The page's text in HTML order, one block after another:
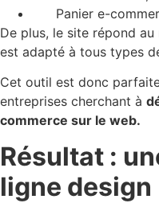
Panier e-
De plus, le site répond au
est adapté à tous types
Cet outil est donc
entreprises cherchant à
commerce sur le web.
Résultat :
ligne design